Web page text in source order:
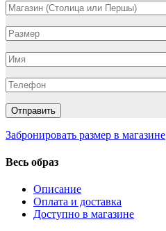
Забронировать размер в магазине
Весь образ
Описание
Оплата и доставка
Доступно в магазине